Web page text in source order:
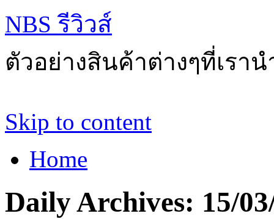
NBS รีวิวส์
ตัวอย่างสินค้าต่างๆที่เรา
Skip to content
Home
Daily Archives: 15/